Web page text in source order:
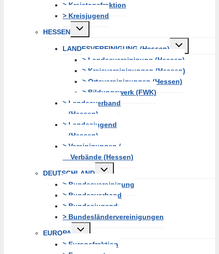
> Kreistagsfraktion
> Kreisjugend
HESSEN
Untermenü
erweitern
LANDESVEREINIGUNG (Hessen)
Untermenü
erweitern
> Landesvereinigung (Hessen)
> Kreisvereinigungen (Hessen)
> Ortsvereinigungen (Hessen)
> Bildungswerk (FWK)
> Landesverband
(Hessen)
> Landesjugend
(Hessen)
> Vereinigungen /
Verbände (Hessen)
DEUTSCHLAND
Untermenü
erweitern
> Bundesvereinigung
> Bundesverband
> Bundesjugend
> Bundesländervereinigungen
EUROPA
Untermenü
erweitern
> Europafraktion